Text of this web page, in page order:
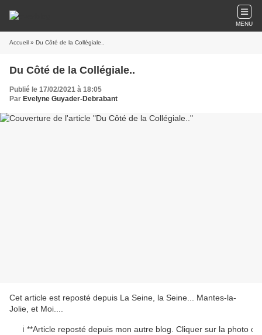
MENU
Accueil » Du Côté de la Collégiale..
Du Côté de la Collégiale..
Publié le 17/02/2021 à 18:05
Par Evelyne Guyader-Debrabant
Cet article est reposté depuis La Seine, la Seine... Mantes-la-
Jolie, et Moi...
ℹ️ **Article reposté depuis mon autre blog. Cliquer sur la photo